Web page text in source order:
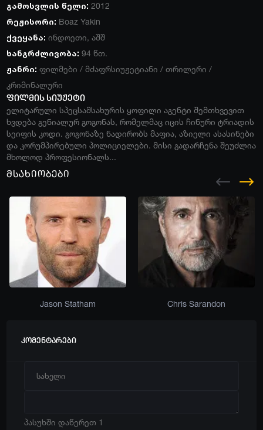
გამოსვლის წელი: 2012
რეჟისორი: Boaz Yakin
ქვეყანა: ინდოეთი, აშშ
ხანგრძლივობა: 94 წთ.
ჟანრი: ფილმები / მძაფრსიუჟეტიანი / თრილერი /
კრიმინალური
ფილმის სიუჟეტი
ელიტარული სპეცსამსახურის ყოფილი აგენტი შემთხვევით
ხვდება გენიალურ გოგონას, რომელმაც იცის ჩინური ტრიადის
სეიფის კოდი. გოგონაზე ნადირობს მაფია, აზიელი ასასინები
და კორუმპირებული პოლიციელები. მისი გადარჩენა შეუძლია
მხოლოდ პროფესიონალს...
მსახიობები
Jason Statham Chris Sarandon
კომენტარები
პასუხში დაწერეთ 1